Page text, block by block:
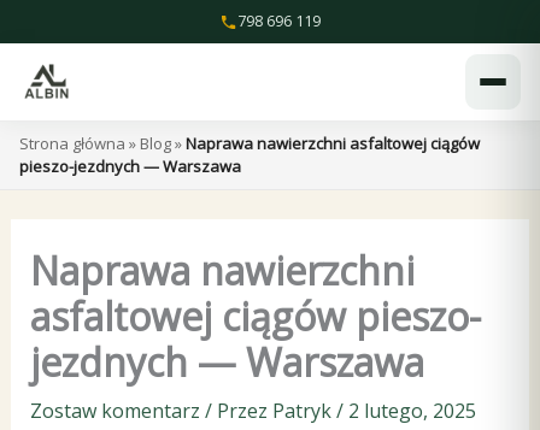
do
treści
798 696 119
Strona główna » Blog»Naprawa nawierzchni asfaltowej ciągów
pieszo-jezdnych — Warszawa
Naprawa nawierzchni
asfaltowej ciągów pieszo-
jezdnych — Warszawa
Zostaw komentarz / Przez Patryk/ 2 lutego, 2025